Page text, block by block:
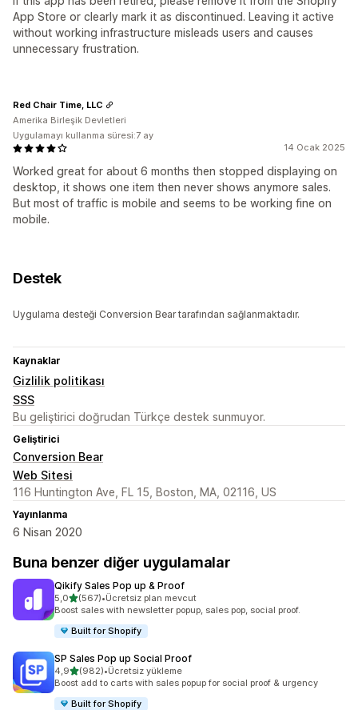
App Store or clearly mark it as discontinued. Leaving it active
without working infrastructure misleads users and causes
unnecessary frustration.
14 Ocak 2025
Worked great for about 6 months then stopped displaying on
desktop, it shows one item then never shows anymore sales.
But most of traffic is mobile and seems to be working fine on
mobile.
Red Chair Time, LLC
Amerika Birleşik Devletleri
Uygulamayı kullanma süresi:7 ay
Destek
Uygulama desteği Conversion Bear tarafından sağlanmaktadır.
Kaynaklar
Gizlilik politikası
SSS
Bu geliştirici doğrudan Türkçe destek sunmuyor.
Geliştirici
Conversion Bear
Web Sitesi
116 Huntington Ave, FL 15, Boston, MA, 02116, US
Yayınlanma
6 Nisan 2020
Buna benzer diğer uygulamalar
Qikify Sales Pop up & Proof
5,05 yıldız üzerinden
(567)
toplam 567 değerlendirme
•Ücretsiz plan mevcut
Boost sales with newsletter popup, sales pop, social proof.
Built for Shopify
SP Sales Pop up Social Proof
4,95 yıldız üzerinden
(982)
toplam 982 değerlendirme
•Ücretsiz yükleme
Boost add to carts with sales popup for social proof & urgency
Built for Shopify